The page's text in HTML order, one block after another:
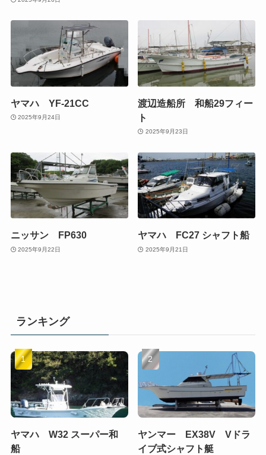
ヤマハ YF-21CC
2025年9月24日
渡辺造船所 和船29フィー
ト
2025年9月23日
ニッサン FP630
2025年9月22日
ヤマハ FC27 シャフト船
2025年9月21日
ランキング
ヤマハ W32 スーパー和
船
ヤンマー EX38V Vドラ
イブ式シャフト艇